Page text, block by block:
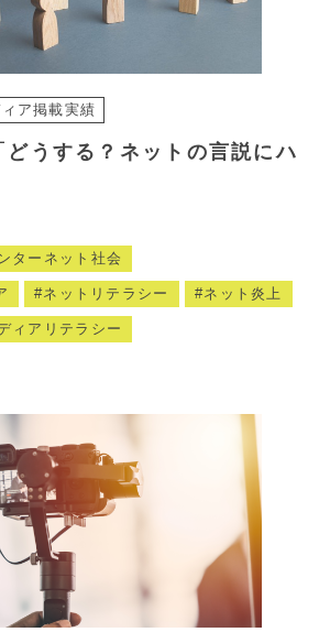
ィア掲載実績
うする？ネットの言説にハ
ターネット社会
ネットリテラシー ネット炎上
ィアリテラシー